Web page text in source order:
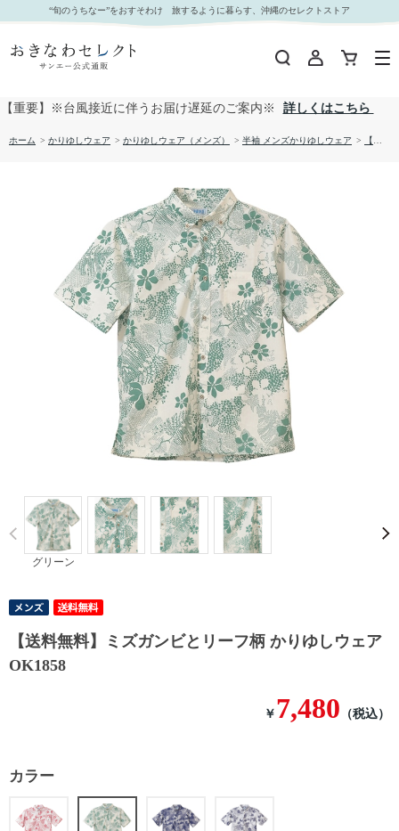
【送料無料】ミズガンビとリーフ柄 かりゆしウェアOK1858｜おきなわセレクト サンエー公式
通販
“旬のうちなー”をおすそわけ 旅するように暮らす、沖縄のセレクトストア
【重要】※台風接近に伴うお届け遅延のご案内※ 詳しくはこちら
ホーム > かりゆしウェア > かりゆしウェア（メンズ） > 半袖 メンズかりゆしウェア > 【送料無料】ミズガンビとリーフ柄 かりゆしウェアOK1858
グリーン
Prev
【送料無料】ミズガンビとリーフ柄 かりゆしウェア
OK1858
￥ 7,480 （税込）
カラー